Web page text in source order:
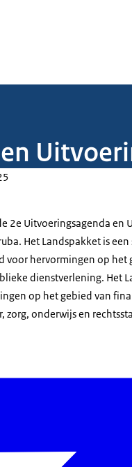
2e Uitvoeringsagenda en
Het Landspakket is
voor hervormingen op het
dienstverlening. Het
op het gebied van
zorg, onderwijs en